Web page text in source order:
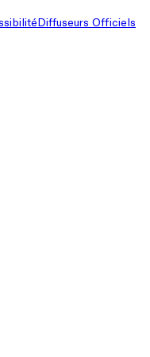
Diffuseurs Officiels